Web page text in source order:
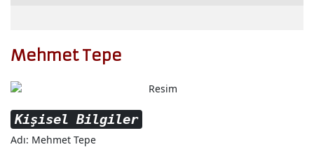
Tiyatro
Danscı & Sunucu
Mehmet Tepe
Kişisel Bilgiler
Adı: Mehmet Tepe